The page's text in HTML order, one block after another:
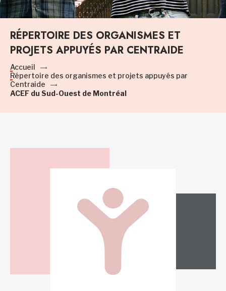
RÉPERTOIRE DES ORGANISMES ET
PROJETS APPUYÉS PAR CENTRAIDE
Accueil
Répertoire des organismes et projets appuyés par
Centraide
ACEF du Sud-Ouest de Montréal